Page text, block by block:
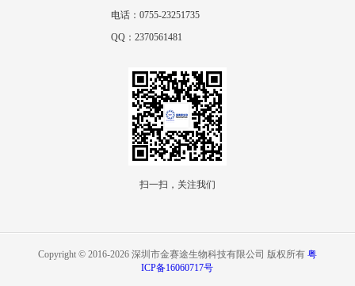
电话：0755-23251735
QQ：2370561481
扫一扫，关注我们
Copyright © 2016-2026 深圳市金赛途生物科技有限公司 版权所有 粤
ICP备16060717号